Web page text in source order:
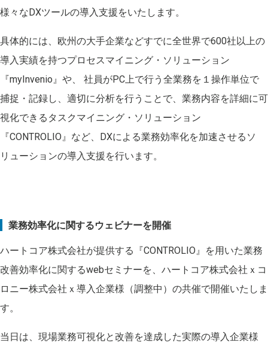
様々なDXツールの導入支援をいたします。
具体的には、欧州の大手企業などすでに全世界で600社以上の
導入実績を持つプロセスマイニング・ソリューション
『myInvenio』や、 社員がPC上で行う全業務を１操作単位で
捕捉・記録し、適切に分析を行うことで、業務内容を詳細に可
視化できるタスクマイニング・ソリューション
『CONTROLIO』など、DXによる業務効率化を加速させるソ
リューションの導入支援を行います。
業務効率化に関するウェビナーを開催
ハートコア株式会社が提供する『CONTROLIO』を用いた業務
改善効率化に関するwebセミナーを、ハートコア株式会社ｘコ
ロニー株式会社ｘ導入企業様（調整中）の共催で開催いたしま
す。
当日は、現場業務可視化と改善を達成した実際の導入企業様